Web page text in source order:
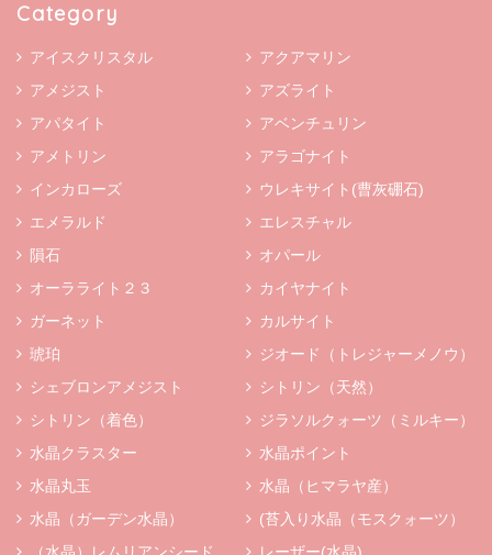
Category
アイスクリスタル
アクアマリン
アメジスト
アズライト
アパタイト
アベンチュリン
アメトリン
アラゴナイト
インカローズ
ウレキサイト(曹灰硼石)
エメラルド
エレスチャル
隕石
オパール
オーラライト２３
カイヤナイト
ガーネット
カルサイト
琥珀
ジオード（トレジャーメノウ）
シェブロンアメジスト
シトリン（天然）
シトリン（着色）
ジラソルクォーツ（ミルキー）
水晶クラスター
水晶ポイント
水晶丸玉
水晶（ヒマラヤ産）
水晶（ガーデン水晶）
(苔入り水晶（モスクォーツ）